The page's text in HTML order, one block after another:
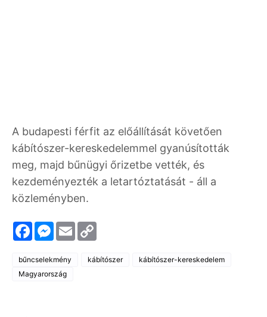
A budapesti férfit az előállítását követően
kábítószer-kereskedelemmel gyanúsították
meg, majd bűnügyi őrizetbe vették, és
kezdeményezték a letartóztatását - áll a
közleményben.
F
a
e
b
o
M
e
s
e
n
E
m
y
L
bűncselekmény kábítószer
kábítószer-kereskedelem
Magyarország